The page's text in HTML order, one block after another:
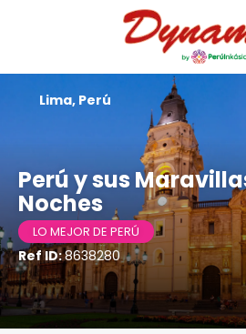
Perú y sus
Noches
LO MEJOR DE PERÚ
Ref ID:8638280
Lima, Perú